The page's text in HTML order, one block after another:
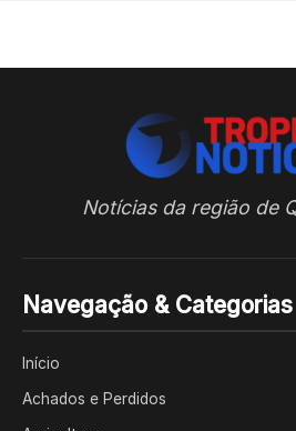
Notícias da região de
Navegação & Categorias
Início
Achados e Perdidos